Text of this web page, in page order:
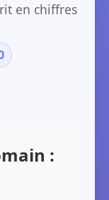
en chiffres
: